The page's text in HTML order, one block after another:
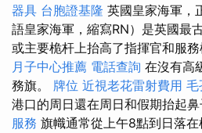
器具 台胞證基隆 英國皇家海軍，
語皇家海軍，縮寫RN）是英國最
或主要桅杆上抬高了指揮官和服務
月子中心推薦 電話查詢 在沒有高
務旗。 牌位 近視老花雷射費用 毛
港口的周日還在周日和假期抬起鼻
服務 旗幟通常從上午8點到日落在